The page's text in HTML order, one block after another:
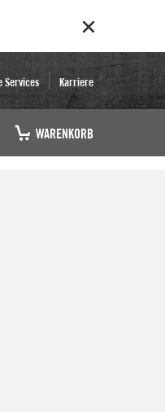
Services Karriere
WARENKORB